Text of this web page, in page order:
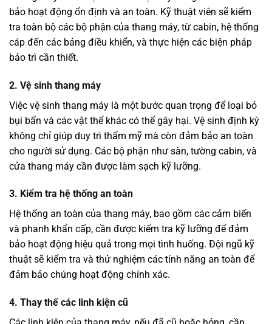
bảo hoạt động ổn định và an toàn. Kỹ thuật viên sẽ kiểm
tra toàn bộ các bộ phận của thang máy, từ cabin, hệ thống
cáp đến các bảng điều khiển, và thực hiện các biện pháp
bảo trì cần thiết.
2. Vệ sinh thang máy
Việc vệ sinh thang máy là một bước quan trọng để loại bỏ
bụi bẩn và các vật thể khác có thể gây hại. Vệ sinh định kỳ
không chỉ giúp duy trì thẩm mỹ mà còn đảm bảo an toàn
cho người sử dụng. Các bộ phận như sàn, tường cabin, và
cửa thang máy cần được làm sạch kỹ lưỡng.
3. Kiểm tra hệ thống an toàn
Hệ thống an toàn của thang máy, bao gồm các cảm biến
và phanh khẩn cấp, cần được kiểm tra kỹ lưỡng để đảm
bảo hoạt động hiệu quả trong mọi tình huống. Đội ngũ kỹ
thuật sẽ kiểm tra và thử nghiệm các tính năng an toàn để
đảm bảo chúng hoạt động chính xác.
4. Thay thế các linh kiện cũ